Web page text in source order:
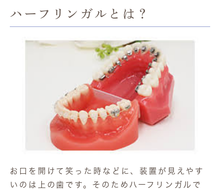
ハーフリンガルとは？
お口を開けて笑った時などに、装置が見えやす
いのは上の歯です。そのためハーフリンガルで